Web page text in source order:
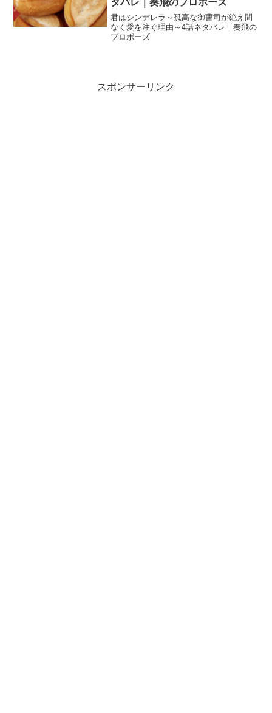
タバレ｜奏飛のプロポーズ
君はシンデレラ～孤高な御曹司が絶え間
なく愛を注ぐ理由～4話ネタバレ｜奏飛の
プロポーズ
スポンサーリンク